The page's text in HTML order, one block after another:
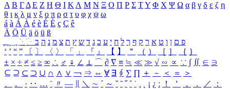
Α Β ΓΔ Ε Ζ Η Θ Ι ΚΛ Μ Ν Ξ Ο Π Ρ Σ ΤΥ Φ Χ Ψ Ω α β γ δ ε ζ η
θ ι κ λ μ ν ξ ο π ρ σ τ υ φ χ ψ ω
á à Á À é è É È ç Ç ê
Ä Ö Ü ä ö ü ß
ִֶֹ ֻּ ׁׂ פ ם ן ו ט א ר ק ף ך ל ח י ע כ ג ד ש ץ ת צ מ נ ה ב
‘ ’ “ ” 〔 〕 〈 〉 「 」 『 』 【 】 ＂ （ ） ［ ］ ｛ ｝
± × ÷ ≠ ≤ ≥ ∞ ∴ ♂ ♀ ∠ ⊥ ⌒ ∂ ∇ ≡ ≒ ≪ ≫ √ ∽ ∝ ∵ ∫ ∬ ∈ ∋
⊆ ⊇ ⊂ ⊃ ∪ ∩ ∧ ∨ ￢ ⇒ ⇔ ∀ ∃ ∮ ∑ ∏ ＋ － ＜ ＝
＞
、
。 · ‥ … ¨ 〃 ― ＼ ∼ ´ ～ ˇ ˘ ˝ ˚ ˙ ¸ ¡ ¿ ː ！ ＇ ， ． ／
：